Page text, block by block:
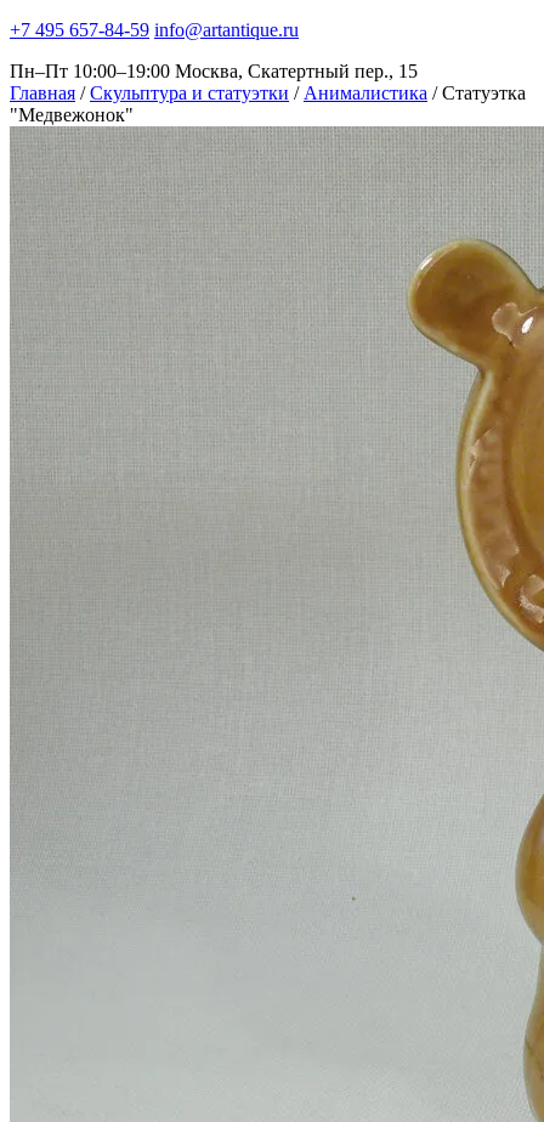
+7 495 657-84-59 info@artantique.ru
Пн–Пт 10:00–19:00 Москва, Скатертный пер., 15
Главная / Скульптура и статуэтки / Анималистика / Статуэтка
"Медвежонок"